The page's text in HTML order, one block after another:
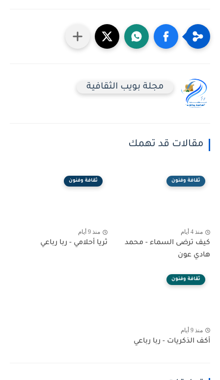
مجلة بويب الثقافية
مقالات قد تهمك
ثقافة وفنون
منذ 4 أيام
كيف ترضى السماء - محمد
هادي عون
ثقافة وفنون
منذ 9 أيام
ثريا أحلامي - ربا رباعي
ثقافة وفنون
منذ 9 أيام
أكف الذكريات - ربا رباعي